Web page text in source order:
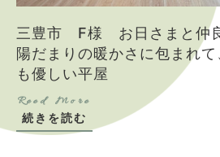
三豊市 F様 お日さまと仲良
陽だまりの暖かさに包まれ
も優しい平屋
続きを読む